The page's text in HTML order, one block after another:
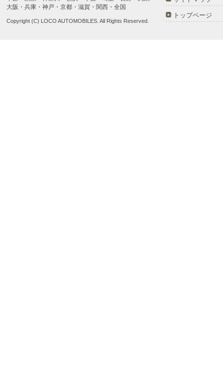
大阪・兵庫・神戸・京都・滋賀・関西・全国
Copyright (C) LOCO AUTOMOBILES. All Rights Reserved.
トップページ